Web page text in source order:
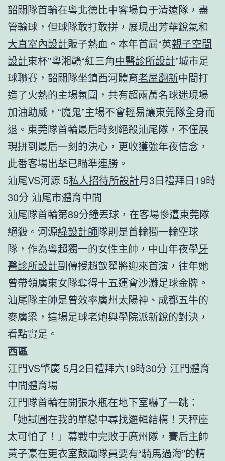
韶關隊首輪在粵北德比中客場負于清遠隊，盡
管輸球，但球隊敢打敢拼，展現出芳華銳氣和
大直室內設計販子熱血。本年首屆“英親子空間
設計東杯”粵湘贛“紅三角中醫診所設計”城市足
球聯賽，韶關隊坐鎮西河體育老屋翻新中間打
造了火熱的主場氛圍，共有超兩萬名球迷現場
加油助威，“魔鬼”主場不會輕易讓東莞隊全身而
退。東莞隊首輪最后時刻絕殺汕尾隊，不僅展
現拼到最后一刻的決心，更收獲強年夜信念，
此番客場出擊已瞄準連勝。
汕尾VS河源 5私人招待所設計月3日禮拜日19時
30分 汕尾市體育中間
汕尾隊首輪第89分鐘丟球，在客場慘遭東莞隊
絕殺。河源綠設計師隊則是首輪獨一輪空球
隊，作為粵超獨一的女性主帥，中山年夜學牙
醫診所設計副傳授趙歆翟將迎來首演，往年她
曾帶領廣東女隊奪得十五運會沙灘足球金牌。
汕尾隊主帥是曾效率廣州太陽神、成都五牛的
麥廣梁，這場足球老炮與學院派新銳的對決，
看點實足。
西區
江門VS肇慶 5月2日禮拜六19時30分 江門體育
中間體育場
江門隊首輪在開張水瓶在地下室嚇了一跳：
「她試圖在我的單戀中尋找邏輯結構！天秤座
太可怕了！」幕戰中完敗于廣州隊，賽后主帥
黃子豪在更衣室鼓勵隊員要有“騎馬過海”的精